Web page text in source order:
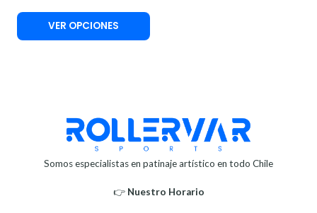
VER OPCIONES
Somos especialistas en patinaje artístico en todo Chile
👉 Nuestro Horario⁣⁣